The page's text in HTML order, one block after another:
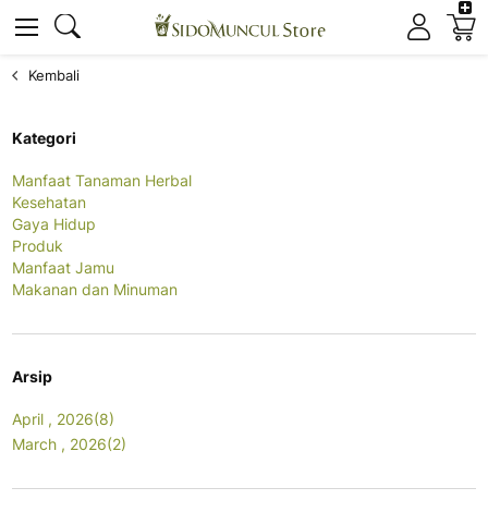
Kembali
Kategori
Manfaat Tanaman Herbal
Kesehatan
Gaya Hidup
Produk
Manfaat Jamu
Makanan dan Minuman
Arsip
April , 2026(8)
March , 2026(2)